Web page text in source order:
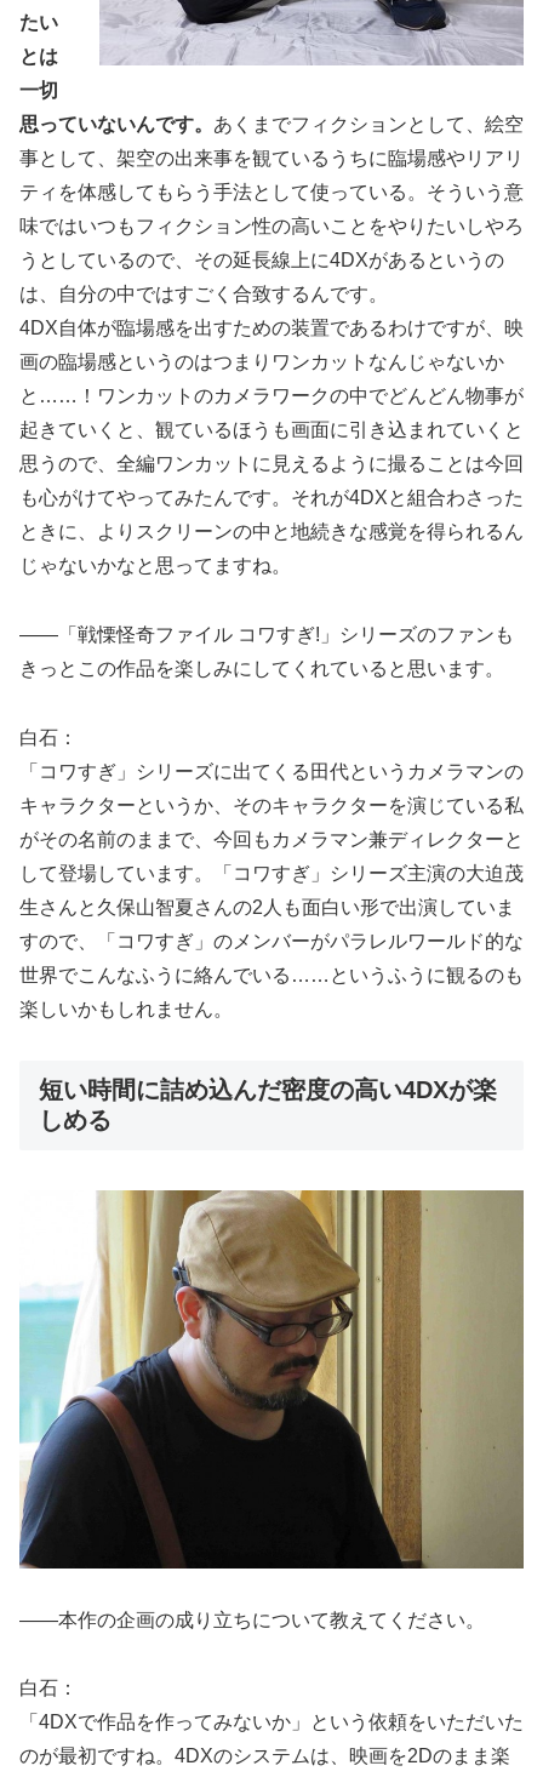
たい
とは
一切
思っていないんです。 あくまでフィクションとして、絵空
事として、架空の出来事を観ているうちに臨場感やリアリ
ティを体感してもらう手法として使っている。そういう意
味ではいつもフィクション性の高いことをやりたいしやろ
うとしているので、その延長線上に4DXがあるというの
は、自分の中ではすごく合致するんです。
4DX自体が臨場感を出すための装置であるわけですが、映
画の臨場感というのはつまりワンカットなんじゃないか
と……！ワンカットのカメラワークの中でどんどん物事が
起きていくと、観ているほうも画面に引き込まれていくと
思うので、全編ワンカットに見えるように撮ることは今回
も心がけてやってみたんです。それが4DXと組合わさった
ときに、よりスクリーンの中と地続きな感覚を得られるん
じゃないかなと思ってますね。
――「戦慄怪奇ファイル コワすぎ!」シリーズのファンも
きっとこの作品を楽しみにしてくれていると思います。
白石：
「コワすぎ」シリーズに出てくる田代というカメラマンの
キャラクターというか、そのキャラクターを演じている私
がその名前のままで、今回もカメラマン兼ディレクターと
して登場しています。「コワすぎ」シリーズ主演の大迫茂
生さんと久保山智夏さんの2人も面白い形で出演していま
すので、「コワすぎ」のメンバーがパラレルワールド的な
世界でこんなふうに絡んでいる……というふうに観るのも
楽しいかもしれません。
短い時間に詰め込んだ密度の高い4DXが楽
しめる
――本作の企画の成り立ちについて教えてください。
白石：
「4DXで作品を作ってみないか」という依頼をいただいた
のが最初ですね。4DXのシステムは、映画を2Dのまま楽